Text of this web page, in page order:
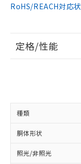
RoHS/REACH対応
定格/性能
種類
胴体形状
照光/非照光